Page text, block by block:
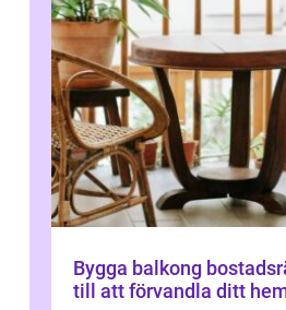
Bygga balkong
till att förvandla ditt